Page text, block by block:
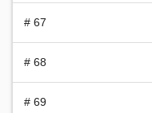
# 67
# 68
# 69